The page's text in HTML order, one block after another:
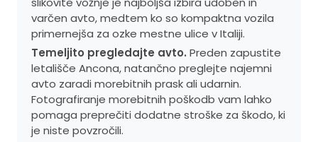
varčen avto, medtem ko so kompaktna vozila
primernejša za ozke mestne ulice v Italiji.
Temeljito pregledajte avto. Preden zapustite
letališče Ancona, natančno preglejte najemni
avto zaradi morebitnih prask ali udarnin.
Fotografiranje morebitnih poškodb vam lahko
pomaga preprečiti dodatne stroške za škodo, ki
je niste povzročili.